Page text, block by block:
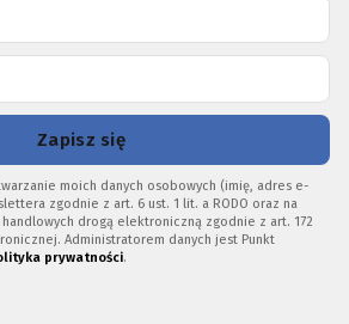
Zapisz się
moich danych osobowych (imię, adres e-
zgodnie z art. 6 ust. 1 lit. a RODO oraz na
drogą elektroniczną zgodnie z art. 172
Administratorem danych jest Punkt
prywatności.